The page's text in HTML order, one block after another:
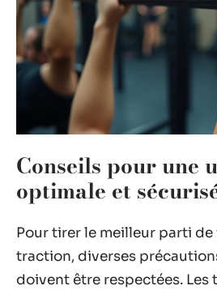
Conseils pour une
optimale et
Pour tirer le meilleur parti
traction, diverses
doivent être respectées.